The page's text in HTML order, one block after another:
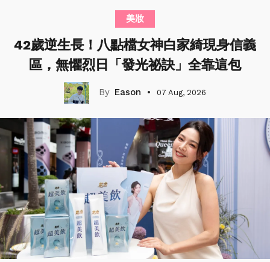
美妝
42歲逆生長！八點檔女神白家綺現身信義
區，無懼烈日「發光祕訣」全靠這包
Eason 07 Aug, 2026